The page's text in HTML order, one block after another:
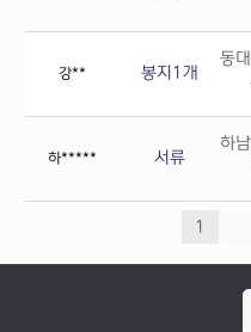
강** 봉지1개
동
하***** 서류
하
1